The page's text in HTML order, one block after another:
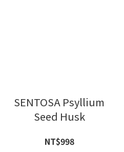
SENTOSA Psyllium
Seed Husk
NT$998